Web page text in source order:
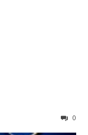
0